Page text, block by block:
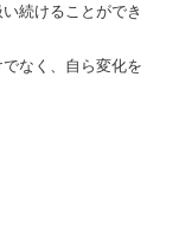
続けることができ
なく、自ら変化を